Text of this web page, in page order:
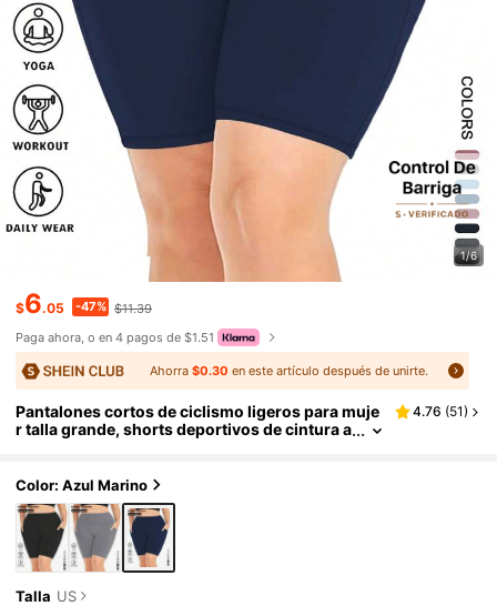
1/6
$6.05 -47% $11.39
Paga ahora, o en 4 pagos de $1.51
Ahorra$0.30 en este artículo después de unirte.
Pantalones cortos de ciclismo ligeros para muje
r talla grande, shorts deportivos de cintura a
4.76 (51)
Color: Azul Marino
Talla US